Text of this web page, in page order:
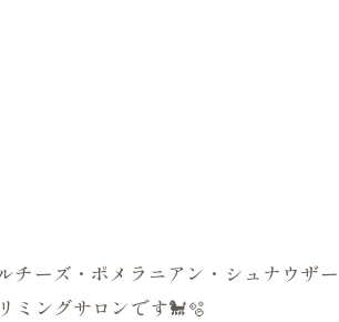
ーズ・ポメラニアン・シュナウザ
ミングサロンです🐩🫧